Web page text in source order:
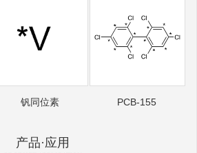
钒同位素 PCB-155
产品·应用